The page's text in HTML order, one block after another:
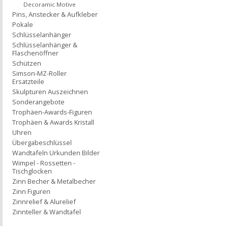
Decoramic Motive
Pins, Anstecker & Aufkleber
Pokale
Schlüsselanhänger
Schlüsselanhänger &
Flaschenöffner
Schützen
Simson-MZ-Roller
Ersatzteile
Skulpturen Auszeichnen
Sonderangebote
Trophäen-Awards-Figuren
Trophäen & Awards Kristall
Uhren
Übergabeschlüssel
Wandtafeln Urkunden Bilder
Wimpel - Rossetten -
Tischglocken
Zinn Becher & Metalbecher
Zinn Figuren
Zinnrelief & Alurelief
Zinnteller & Wandtafel